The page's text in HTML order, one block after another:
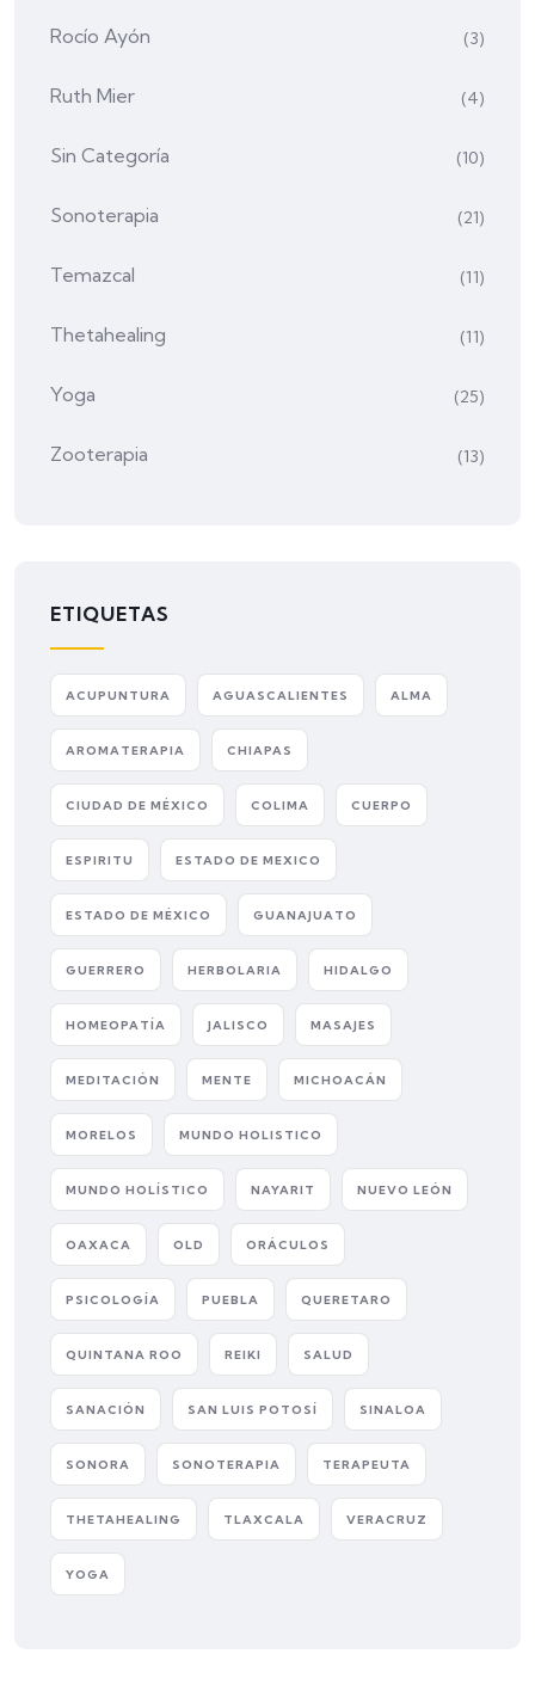
Rocío Ayón (3)
Ruth Mier (4)
Sin Categoría (10)
Sonoterapia (21)
Temazcal (11)
Thetahealing (11)
Yoga (25)
Zooterapia (13)
ETIQUETAS
ACUPUNTURA AGUASCALIENTES ALMA
AROMATERAPIA CHIAPAS
CIUDAD DE MÉXICO COLIMA CUERPO
ESPIRITU ESTADO DE MEXICO
ESTADO DE MÉXICO GUANAJUATO
GUERRERO HERBOLARIA HIDALGO
HOMEOPATÍA JALISCO MASAJES
MEDITACIÓN MENTE MICHOACÁN
MORELOS MUNDO HOLISTICO
MUNDO HOLÍSTICO NAYARIT NUEVO LEÓN
OAXACA OLD ORÁCULOS
PSICOLOGÍA PUEBLA QUERETARO
QUINTANA ROO REIKI SALUD
SANACIÓN SAN LUIS POTOSÍ SINALOA
SONORA SONOTERAPIA TERAPEUTA
THETAHEALING TLAXCALA VERACRUZ
YOGA